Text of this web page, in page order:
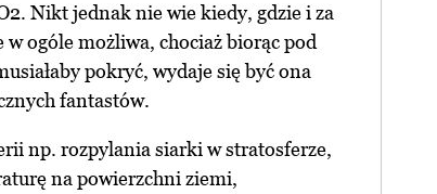
Nikt jednak nie wie kiedy, gdzie i za
ogóle możliwa, chociaż biorąc pod
pokryć, wydaje się być ona
fantastów.
np. rozpylania siarki w stratosferze,
na powierzchni ziemi,